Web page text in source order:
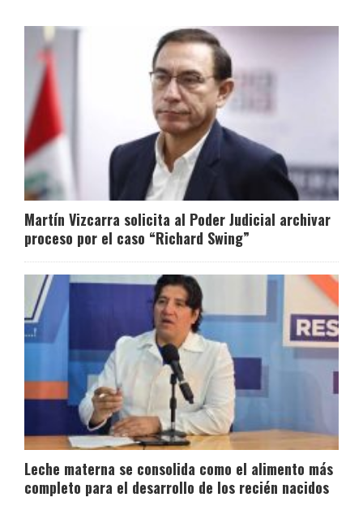
Martín Vizcarra solicita al Poder Judicial archivar
proceso por el caso “Richard Swing”
Leche materna se consolida como el alimento más
completo para el desarrollo de los recién nacidos